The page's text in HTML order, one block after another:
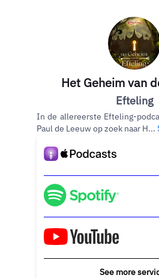
Het Geheim van
Efteling
In de allereerste Efteling-
Paul de Leeuw op zoek naar H...
See more